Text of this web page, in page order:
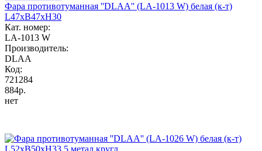
Фара противотуманная ''DLAA'' (LA-1013 W) белая (к-т)
L47xB47xH30
Кат. номер:
LA-1013 W
Производитель:
DLAA
Код:
721284
884р.
нет